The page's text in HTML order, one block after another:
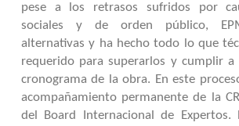
pese a los retrasos sufridos por
sociales y de orden público,
alternativas y ha hecho todo lo que
requerido para superarlos y cumplir a
cronograma de la obra. En este
acompañamiento permanente de la
del Board Internacional de Expertos.